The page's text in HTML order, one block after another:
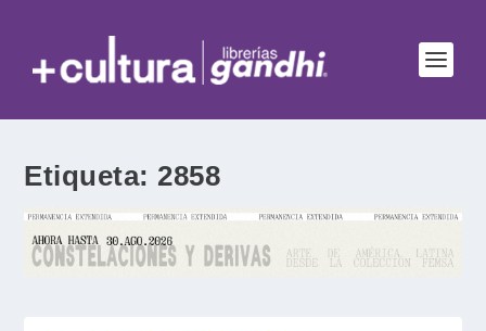
Etiqueta: 2858